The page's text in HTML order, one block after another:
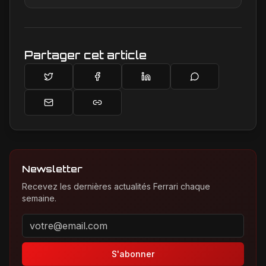
créations, notamment chez Ferrari, sa marque
Partager cet article
Newsletter
Recevez les dernières actualités Ferrari chaque
semaine.
Adresse email pour la newsletter
S'abonner